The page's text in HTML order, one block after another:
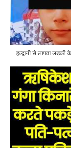
हल्द्वानी से लापता